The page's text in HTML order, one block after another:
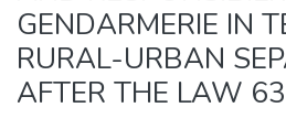
GENDARMERIE IN
RURAL-URBAN
AFTER THE LAW